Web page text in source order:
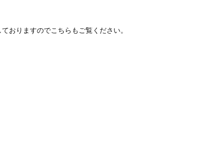
おりますのでこちらもご覧ください。